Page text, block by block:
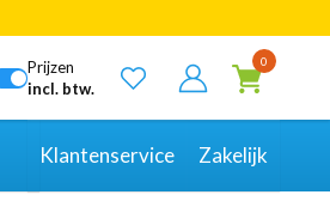
Prijzen
incl. btw.
0
Klantenservice Zakelijk